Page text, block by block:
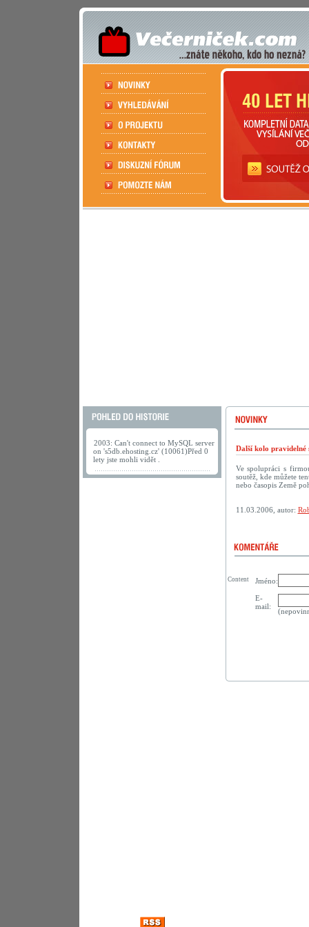
2003: Can't connect to MySQL server
on 's5db.ehosting.cz' (10061)Před 0
lety jste mohli vidět .
Další kolo pravidelné
Ve spolupráci s
soutěž, kde můžete
nebo časopis Země
11.03.2006, autor:
Jméno:
E-
mail:
Content